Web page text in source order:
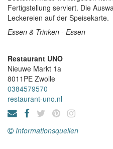
Fertigstellung serviert. Die
Leckereien auf der Speisekarte.
Essen & Trinken - Essen
Restaurant UNO
Nieuwe Markt 1a
8011PE Zwolle
0384579570
restaurant-uno.nl
Informationsquellen